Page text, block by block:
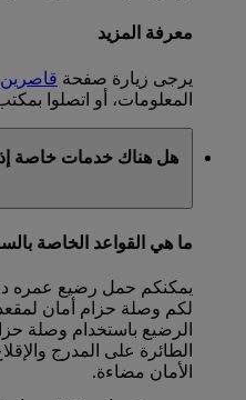
معرفة المزيد
يرجى زيارة صفحة
المعلومات، أو اتصلوا
هل هناك خدمات خاصة
ما هي القواعد الخاصة
يمكنكم حمل رضيع عمره
لكم وصلة حزام أمان
الرضيع باستخدام وصلة
الطائرة على المدرج
الأمان مضاءة.